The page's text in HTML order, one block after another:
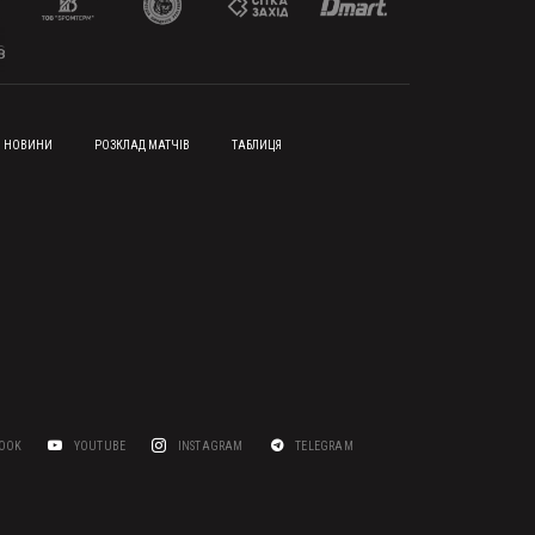
НОВИНИ РОЗКЛАД МАТЧІВ ТАБЛИЦЯ
YOUTUBE INSTAGRAM TELEGRAM